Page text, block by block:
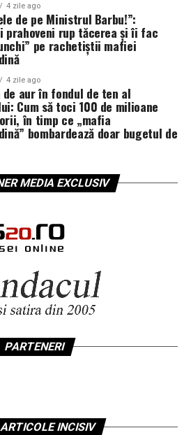
4 zile ago
de pe Ministrul Barbu!”:
prahoveni rup tăcerea și îi fac
pe rachetiștii mafiei
4 zile ago
de aur în fondul de ten al
Cum să toci 100 de milioane
în timp ce „mafia
bombardează doar bugetul de
MEDIA EXCLUSIV
PARTENERI
INCISIV